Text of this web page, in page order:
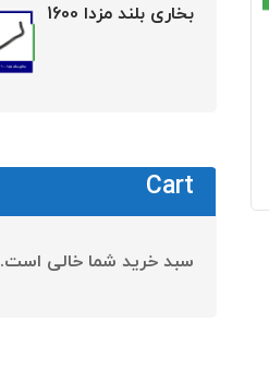
بخاری بلند مزدا 1600
Cart
سبد خرید شما خالی است.